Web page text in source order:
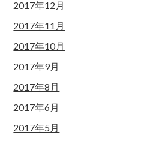
2017年12月
2017年11月
2017年10月
2017年9月
2017年8月
2017年6月
2017年5月